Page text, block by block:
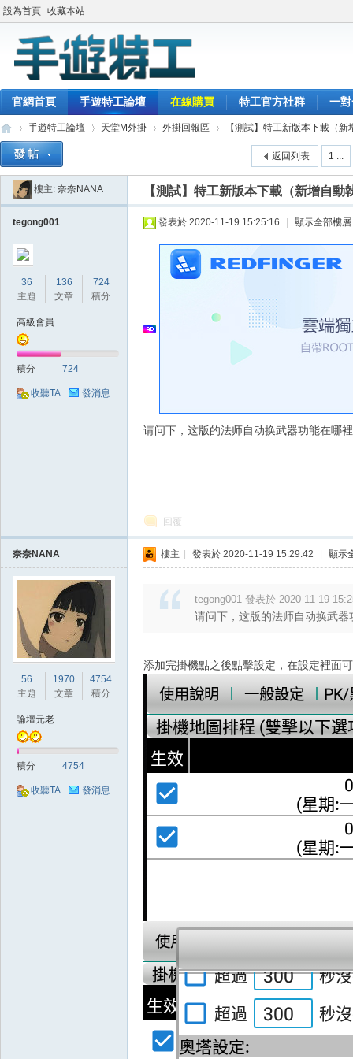
設為首頁 收藏本站
官網首頁 手遊特工論壇 在線購買 特工官方社群 一
»
手遊特工論壇 天堂M外掛 外掛回報區
›
【測試】特工新版本下載（
1 ...
返回列表
樓主: 奈奈NANA 【測試】特工新版本下載（新增自
tegong001
36
主題
136
文章
724
積分
高級會員
積分 724
收聽TA 發消息
發表於 2020-11-19 15:25:16 顯示全部樓層
请问下，这版的法师自动换武器功能在哪
回覆
奈奈NANA
56
主題
1970
文章
4754
積分
論壇元老
積分 4754
收聽TA 發消息
樓主 發表於 2020-11-19 15:29:42 顯示
tegong001 發表於 2020-11-19
请问下，这版的法师自动换武
添加完掛機點之後點擊設定，在設定裡面